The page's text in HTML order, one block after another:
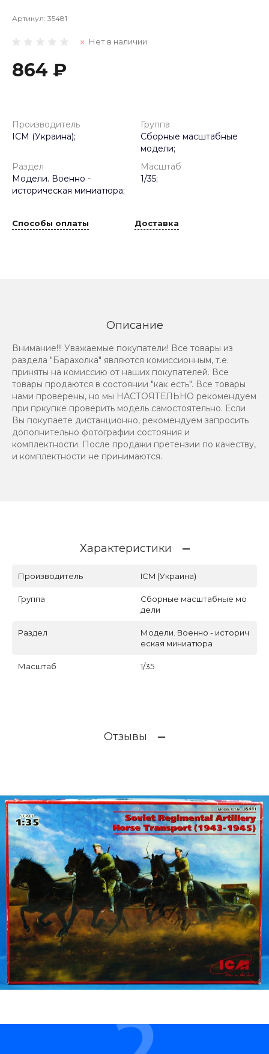
Артикул: 35481
Нет в наличии
864 ₽
Производитель
ICM (Украина);
Группа
Сборные масштабные
модели;
Раздел
Модели. Военно -
историческая миниатюра;
Масштаб
1/35;
Способы оплаты Доставка
Описание
Внимание!!! Уважаемые покупатели! Все товары из
раздела "Барахолка" являются комиссионным, т.е.
приняты на комиссию от наших покупателей. Все
товары продаются в состоянии "как есть". Все товары
нами проверены, но мы НАСТОЯТЕЛЬНО рекомендуем
при пркупке проверить модель самостоятельно. Если
Вы покупаете дистанционно, рекомендуем запросить
дополнительно фотографии состояния и
комплектности. После продажи претензии по качеству,
и комплектности не принимаются.
Характеристики
Производитель ICM (Украина)
Группа
Сборные масштабные мо
дели
Раздел
Модели. Военно - историч
еская миниатюра
Масштаб 1/35
Отзывы